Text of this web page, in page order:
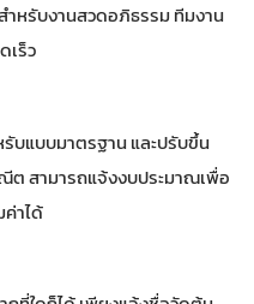
ำหรับงานสวดอภิธรรม ทีมงาน
เร็ว
บแบบมาตรฐาน และปรับขึ้น
ต สามารถแจ้งงบประมาณเพื่อ
ค่าได้